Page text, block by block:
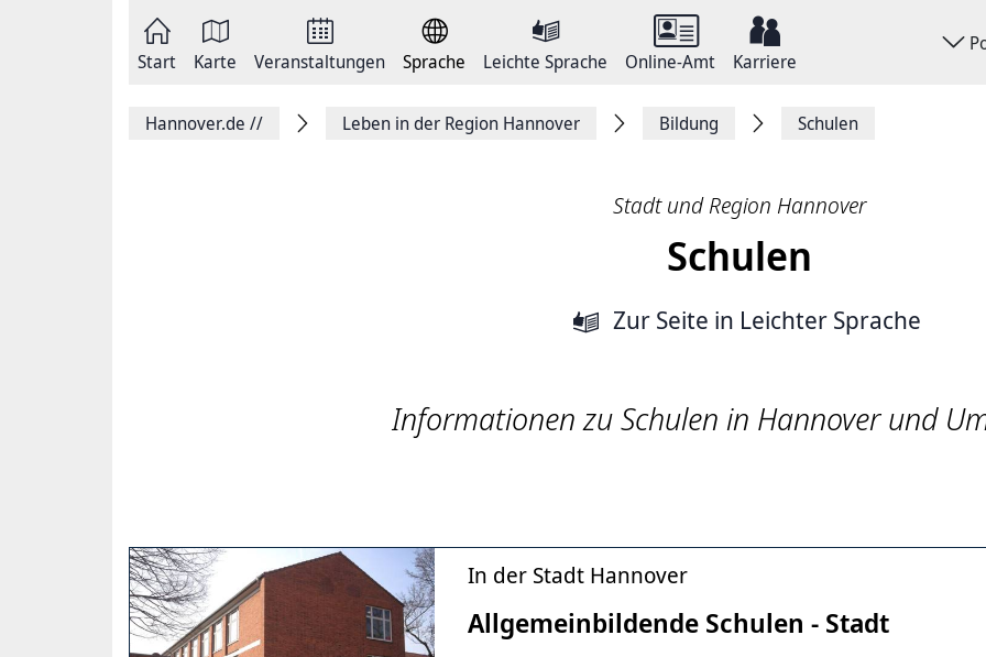
Start Karte Veranstaltungen Sprache Leichte Sprache Online-Amt Karriere
Hannover.de // Leben in der Region Hannover Bildung Schulen
Stadt und Region Hannover
Schulen
Zur Seite in Leichter Sprache
Informationen zu Schulen in Hannover und
In der Stadt Hannover
Allgemeinbildende Schulen - Stadt